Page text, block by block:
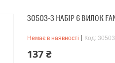
30503-3 НАБІР 6 ВИЛОК
Немає в наявності Код:
137 ₴